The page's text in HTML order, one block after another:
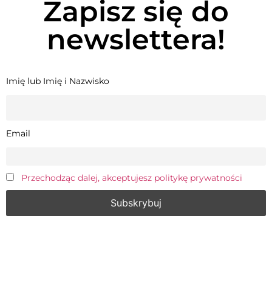
Zapisz się do
newslettera!
Imię lub Imię i Nazwisko
Email
Przechodząc dalej, akceptujesz politykę prywatności